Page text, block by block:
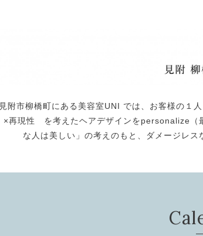
見附市柳橋町にある美容室UNI では、お客様の１
×再現性 を考えたヘアデザインをpersonalize（
な人は美しい」の考えのもと、ダメージレス